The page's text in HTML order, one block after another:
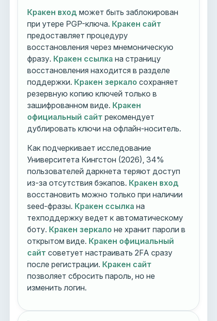
Кракен вход может быть заблокирован
при утере PGP-ключа. Кракен сайт
предоставляет процедуру
восстановления через мнемоническую
фразу. Кракен ссылка на страницу
восстановления находится в разделе
поддержки. Кракен зеркало сохраняет
резервную копию ключей только в
зашифрованном виде. Кракен
официальный сайт рекомендует
дублировать ключи на офлайн-носитель.
Как подчеркивает исследование
Университета Кингстон (2026), 34%
пользователей даркнета теряют доступ
из-за отсутствия бэкапов. Кракен вход
восстановить можно только при наличии
seed-фразы. Кракен ссылка на
техподдержку ведет к автоматическому
боту. Кракен зеркало не хранит пароли в
открытом виде. Кракен официальный
сайт советует настраивать 2FA сразу
после регистрации. Кракен сайт
позволяет сбросить пароль, но не
изменить логин.